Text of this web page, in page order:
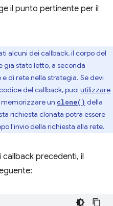
il punto pertinente per il
alcuni dei callback, il corpo del
già stato letto, a seconda
di rete nella strategia. Se devi
del callback, puoi utilizzare
un clone() della
richiesta clonata potrà essere
l'invio della richiesta alla rete.
callback precedenti, il